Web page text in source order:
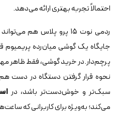
احتمالاً تجربه بهتری ارائه می‌دهد.
ردمی نوت ۱۵ پرو پلاس هم
جایگاه یک گوشی میان‌رده پریمیوم
پرچم‌دار.در خرید گوشی، فقط ظاهر
نحوه قرار گرفتن دستگاه در دست
سبک‌تر و خوش‌دست‌تر باشد، در
می‌کند؛ به‌ویژه برای کاربرانی که